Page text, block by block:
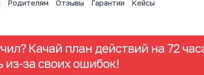
Родителям Отзывы Гарантии Кейсы
Качай план действий на 72
из-за своих ошибок!